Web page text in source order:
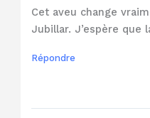
Cet aveu change
Jubillar. J’espère que
Répondre